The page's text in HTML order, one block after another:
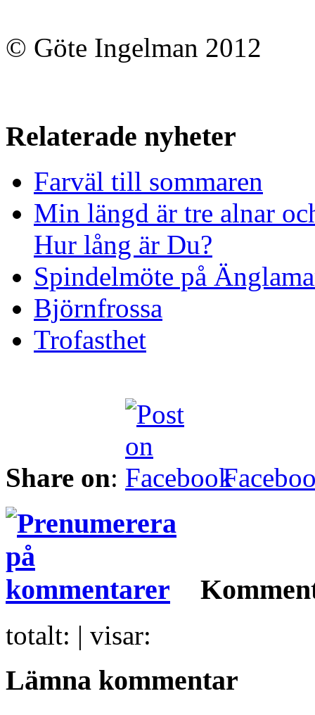
© Göte Ingelman 2012
Relaterade nyheter
Farväl till sommaren
Min längd är tre alnar
Hur lång är Du?
Spindelmöte på
Björnfrossa
Trofasthet
Share on:
totalt: | visar:
Lämna kommentar